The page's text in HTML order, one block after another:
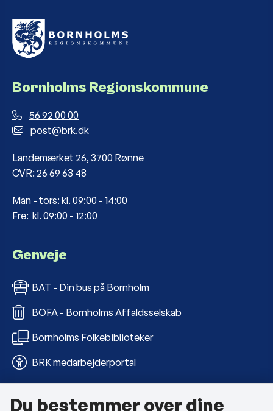
Bornholms Regionskommune
56 92 00 00
post@brk.dk
Landemærket 26, 3700 Rønne
CVR: 26 69 63 48
Man - tors: kl. 09:00 - 14:00
Fre: kl. 09:00 - 12:00
Genveje
BAT - Din bus på Bornholm
BOFA - Bornholms Affaldsselskab
Bornholms Folkebiblioteker
BRK medarbejderportal
Om kommunen
Du bestemmer over dine